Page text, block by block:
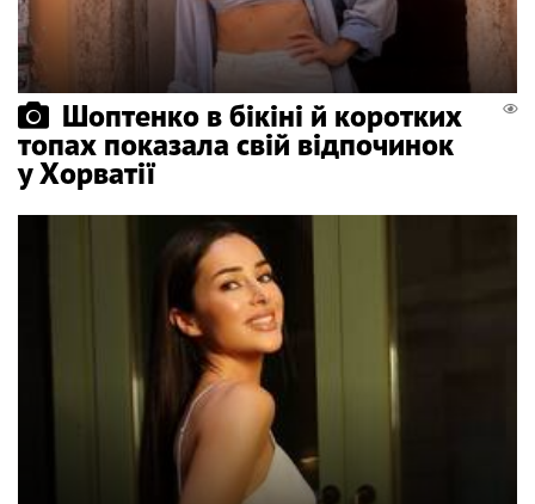
Шоптенко в бікіні й коротких
топах показала свій відпочинок
у Хорватії